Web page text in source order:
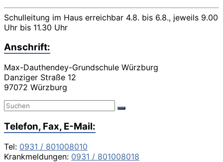
Schulleitung im Haus erreichbar 4.8. bis 6.8., jeweils 9.00
Uhr bis 11.30 Uhr
Anschrift:
Max-Dauthendey-Grundschule Würzburg
Danziger Straße 12
97072 Würzburg
Telefon, Fax, E-Mail:
Tel: 0931 / 801008010
Krankmeldungen: 0931 / 801008018